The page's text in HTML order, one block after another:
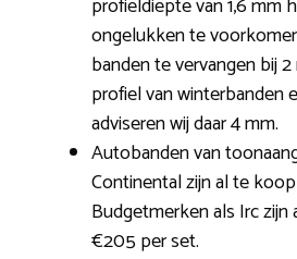
profieldiepte van 1,6 mm
ongelukken te
banden te vervangen bij
profiel van winterbanden
adviseren wij daar 4 mm.
Autobanden van
Continental zijn al te
Budgetmerken als Irc
€205 per set.